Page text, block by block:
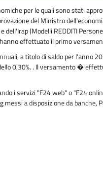
per le quali sono stati
del Ministro
(Modelli REDDITI
effettuato il primo
a titolo di saldo per l'anno
0,30%. . Il versamento �
i servizi "F24 web" o "F24
a disposizione da